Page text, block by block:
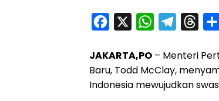
c
e
b
W
a
t
s
l
e
g
r
e
a
JAKARTA,PO – Menteri
Baru, Todd McClay,
Indonesia mewujudkan